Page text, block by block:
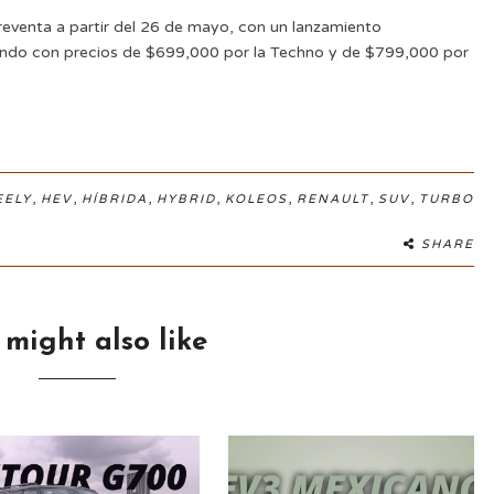
a partir del 26 de mayo, con un lanzamiento
con precios de $699,000 por la Techno y de $799,000 por
, HEV, HÍBRIDA , HYBRID, KOLEOS, RENAULT, SUV, TURBO
SHARE
might also like